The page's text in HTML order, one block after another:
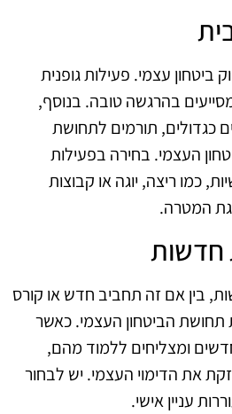
ביטחון עצמי. פעילות גופנית
בהרגשה טובה. בנוסף,
כגדולים, תורמים לתחושת
העצמי. בחירה בפעילות
כמו ריצה, יוגה או קבוצות
המטרה.
חדשות
בין אם זה תחביב חדש או קורס
תחושת הביטחון העצמי. כאשר
ומצליחים ללמוד מהם,
את הדימוי העצמי. יש לבחור
עניין אישי.